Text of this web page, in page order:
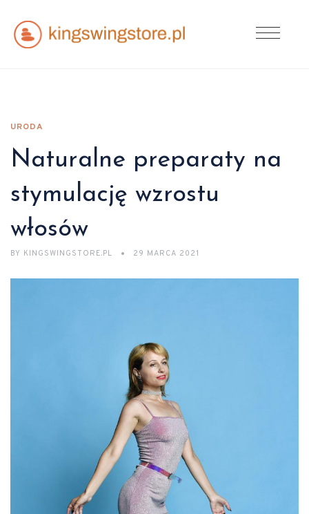
URODA
Naturalne preparaty na
stymulację wzrostu
włosów
BY KINGSWINGSTORE.PL 29 MARCA 2021